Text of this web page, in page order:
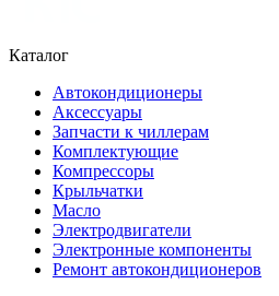
Каталог
Автокондиционеры
Аксессуары
Запчасти к чиллерам
Комплектующие
Компрессоры
Крыльчатки
Масло
Электродвигатели
Электронные компоненты
Ремонт автокондиционеров